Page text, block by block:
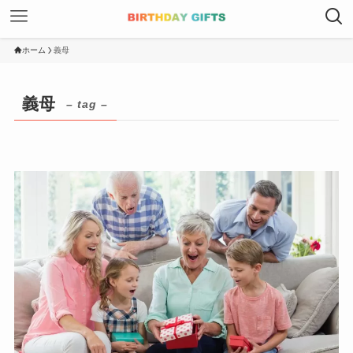
ホーム 義母
義母 – tag –